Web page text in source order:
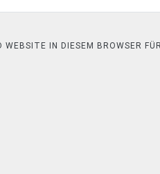
WEBSITE IN DIESEM BROWSER